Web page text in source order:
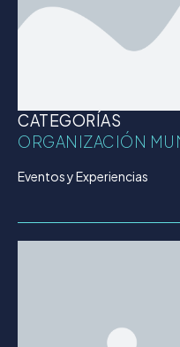
CATEGORÍAS
ORGANIZACIÓN
Eventos y Experiencias